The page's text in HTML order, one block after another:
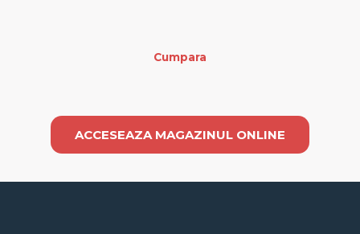
Cumpara
ACCESEAZA MAGAZINUL ONLINE